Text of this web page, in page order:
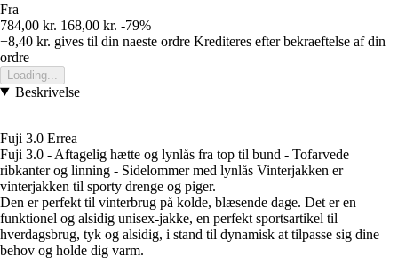
Fra
784,00 kr. 168,00 kr. -79%
+8,40 kr. gives til din naeste ordre Krediteres efter bekraeftelse af din
ordre
Loading...
Beskrivelse
Fuji 3.0 Errea
Fuji 3.0 - Aftagelig hætte og lynlås fra top til bund - Tofarvede
ribkanter og linning - Sidelommer med lynlås Vinterjakken er
vinterjakken til sporty drenge og piger.
Den er perfekt til vinterbrug på kolde, blæsende dage. Det er en
funktionel og alsidig unisex-jakke, en perfekt sportsartikel til
hverdagsbrug, tyk og alsidig, i stand til dynamisk at tilpasse sig dine
behov og holde dig varm.